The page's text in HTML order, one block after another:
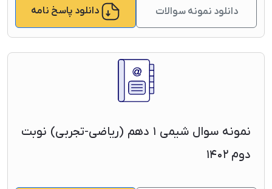
دانلود نمونه سوالات
نمونه سوال شیمی ۱ دهم (ریاضی-تجربی) نوبت
دوم ۱۴۰۲